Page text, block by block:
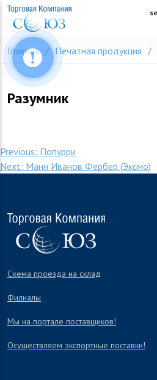
Skip
content
Главная Печатная продукция
Разумник
Навигация
по
Previous: Попурри
Next: Манн Иванов Фербер (Эксмо)
Схема проезда на склад
Филиалы
Мы на портале поставщиков!
Осуществляем экспортные поставки!